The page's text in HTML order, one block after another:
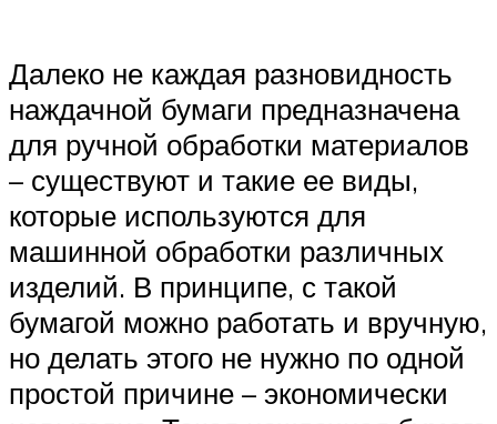
Далеко не каждая разновидность
наждачной бумаги предназначена
для ручной обработки материалов
– существуют и такие ее виды,
которые используются для
машинной обработки различных
изделий. В принципе, с такой
бумагой можно работать и вручную,
но делать этого не нужно по одной
простой причине – экономически